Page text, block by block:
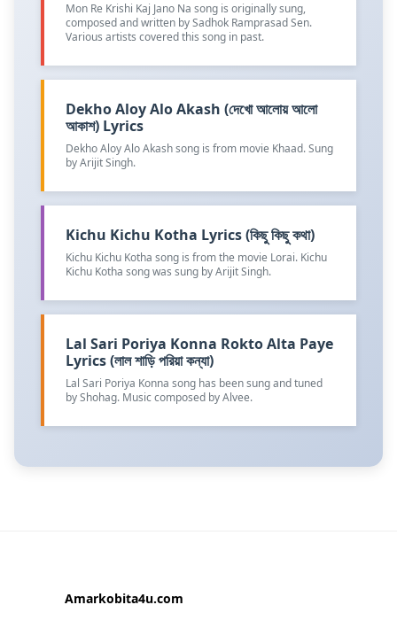
Mon Re Krishi Kaj Jano Na song is originally sung,
composed and written by Sadhok Ramprasad Sen.
Various artists covered this song in past.
Dekho Aloy Alo Akash (দেখো আলোয় আলো
আকাশ) Lyrics
Dekho Aloy Alo Akash song is from movie Khaad. Sung
by Arijit Singh.
Kichu Kichu Kotha Lyrics (কিছু কিছু কথা)
Kichu Kichu Kotha song is from the movie Lorai. Kichu
Kichu Kotha song was sung by Arijit Singh.
Lal Sari Poriya Konna Rokto Alta Paye
Lyrics (লাল শাড়ি পরিয়া কন্যা)
Lal Sari Poriya Konna song has been sung and tuned
by Shohag. Music composed by Alvee.
Amarkobita4u.com